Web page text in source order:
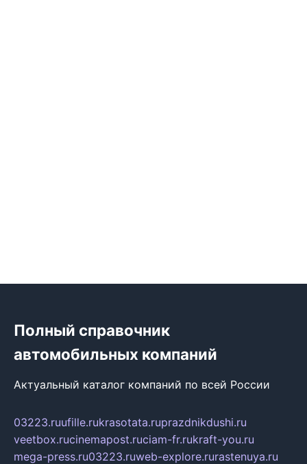
Полный справочник
автомобильных компаний
Актуальный каталог компаний по всей России
03223.ruufille.rukrasotata.ruprazdnikdushi.ru
veetbox.rucinemapost.ruciam-fr.rukraft-you.ru
mega-press.ru03223.ruweb-explore.rurastenuya.ru